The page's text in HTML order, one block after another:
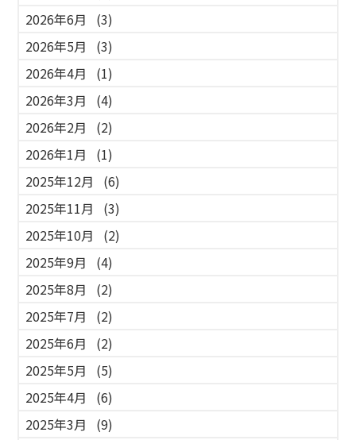
2026年6月
(3)
2026年5月
(3)
2026年4月
(1)
2026年3月
(4)
2026年2月
(2)
2026年1月
(1)
2025年12月
(6)
2025年11月
(3)
2025年10月
(2)
2025年9月
(4)
2025年8月
(2)
2025年7月
(2)
2025年6月
(2)
2025年5月
(5)
2025年4月
(6)
2025年3月
(9)